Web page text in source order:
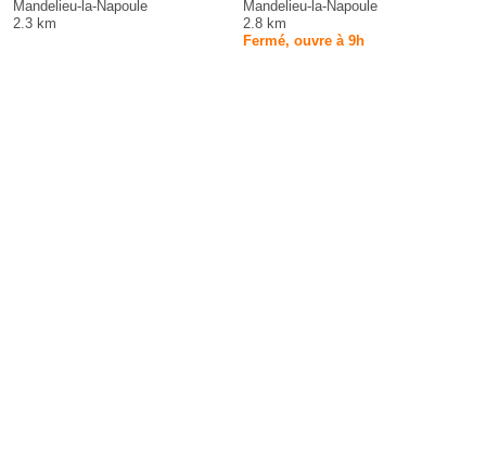
Mandelieu-la-Napoule
2.3 km
Mandelieu-la-Napoule
2.8 km
Fermé, ouvre à 9h